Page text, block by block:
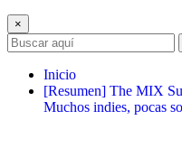
×
Inicio
[Resumen] The MIX
Muchos indies, pocas